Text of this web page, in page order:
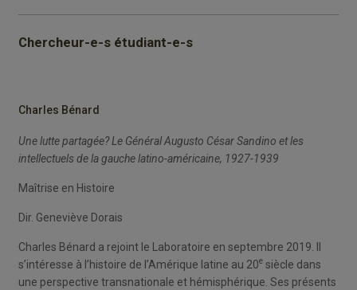
Chercheur-e-s étudiant-e-s
Charles Bénard
Une lutte partagée? Le Général Augusto César Sandino et les
intellectuels de la gauche latino-américaine, 1927-1939
Maîtrise en Histoire
Dir. Geneviève Dorais
Charles Bénard a rejoint le Laboratoire en septembre 2019. Il
s’intéresse à l’histoire de l’Amérique latine au 20e siècle dans
une perspective transnationale et hémisphérique. Ses présents